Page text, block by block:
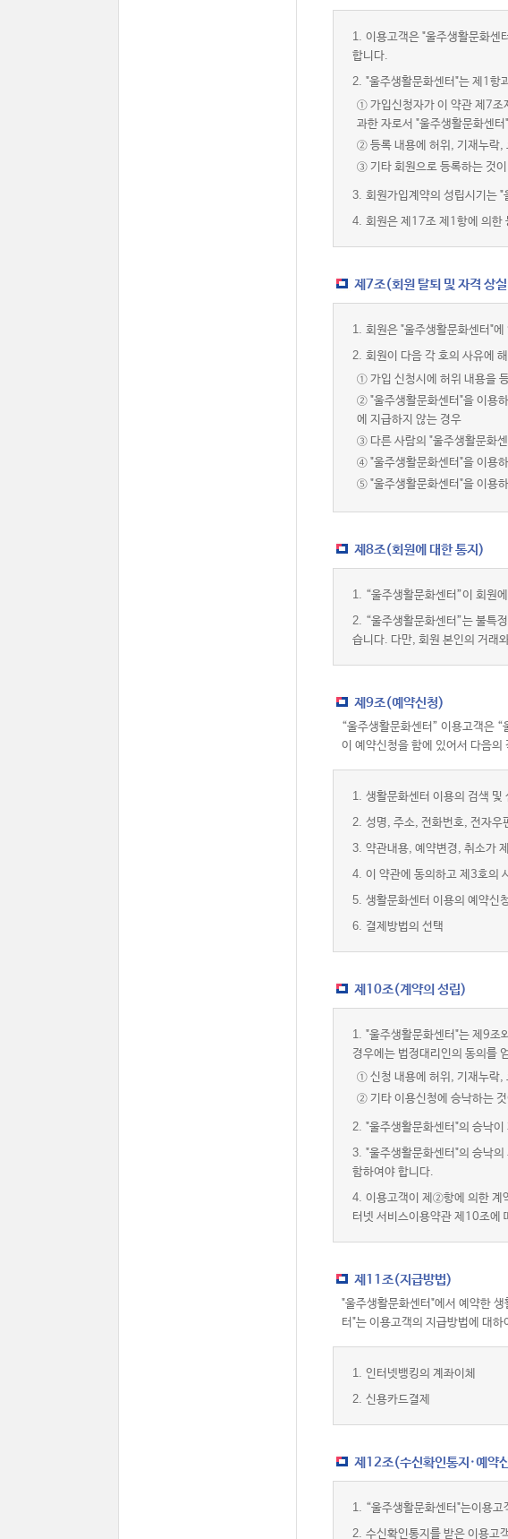
1. 이용고객은 "울주생활문화센
합니다.
2. "울주생활문화센터"는 제1항
① 가입신청자가 이 약관 제7조
과한 자로서 "울주생활문화센
② 등록 내용에 허위, 기재누락,
③ 기타 회원으로 등록하는 것
3. 회원가입계약의 성립시기는
4. 회원은 제17조 제1항에 의한
제7조(회원 탈퇴 및 자격 상
1. 회원은 "울주생활문화센터"
2. 회원이 다음 각 호의 사유에
① 가입 신청시에 허위 내용을
② "울주생활문화센터"을 이용
에 지급하지 않는 경우
③ 다른 사람의 "울주생활문화
④ "울주생활문화센터"을 이용
⑤ "울주생활문화센터"을 이용
제8조(회원에 대한 통지)
1. “울주생활문화센터”이 회원
2. “울주생활문화센터”는 불특
습니다. 다만, 회원 본인의 거래
제9조(예약신청)
“울주생활문화센터” 이용고객은
이 예약신청을 함에 있어서 다음
1. 생활문화센터 이용의 검색 및
2. 성명, 주소, 전화번호, 전자우
3. 약관내용, 예약변경, 취소가
4. 이 약관에 동의하고 제3호의
5. 생활문화센터 이용의 예약신
6. 결제방법의 선택
제10조(계약의 성립)
1. "울주생활문화센터"는 제9조
경우에는 법정대리인의 동의를
① 신청 내용에 허위, 기재누락,
② 기타 이용신청에 승낙하는
2. "울주생활문화센터"의 승낙
3. "울주생활문화센터"의 승낙
함하여야 합니다.
4. 이용고객이 제②항에 의한 계
터넷 서비스이용약관 제10조에
제11조(지급방법)
"울주생활문화센터"에서 예약한
터"는 이용고객의 지급방법에 대
1. 인터넷뱅킹의 계좌이체
2. 신용카드결제
제12조(수신확인통지·예약
1. “울주생활문화센터"는이용
2. 수신확인통지를 받은 이용고